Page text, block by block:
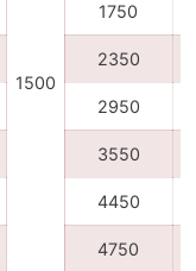
1500
1750
2350
2950
3550
4450
4750